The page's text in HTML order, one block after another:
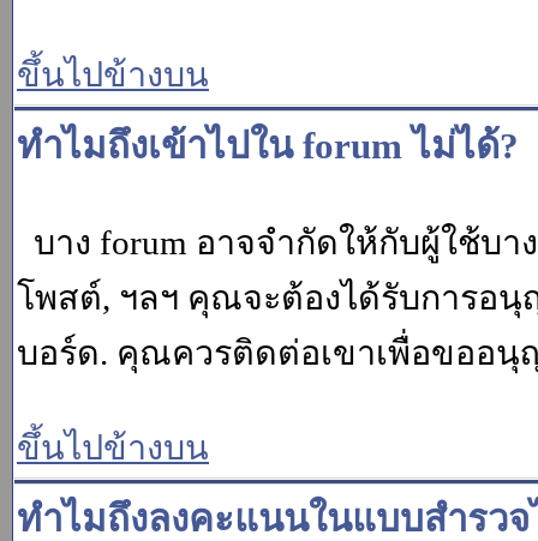
ขึ้นไปข้างบน
ทำไมถึงเข้าไปใน forum ไม่ได้?
บาง forum อาจจำกัดให้กับผู้ใช้บ
โพสต์, ฯลฯ คุณจะต้องได้รับการอนุ
บอร์ด. คุณควรติดต่อเขาเพื่อขออนุ
ขึ้นไปข้างบน
ทำไมถึงลงคะแนนในแบบสำรวจ